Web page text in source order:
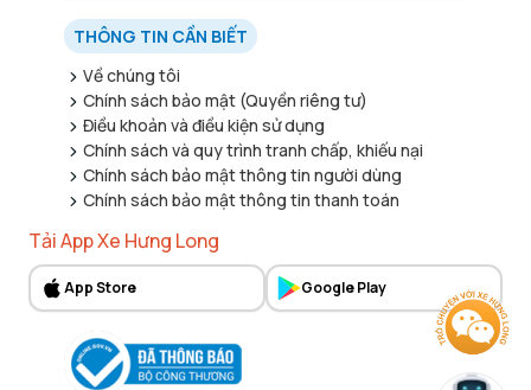
THÔNG TIN CẦN BIẾT
Về chúng tôi
Chính sách bảo mật (Quyền riêng tư)
Điều khoản và điều kiện sử dụng
Chính sách và quy trình tranh chấp, khiếu nại
Chính sách bảo mật thông tin người dùng
Chính sách bảo mật thông tin thanh toán
Tải App Xe Hưng Long
App Store Google Play